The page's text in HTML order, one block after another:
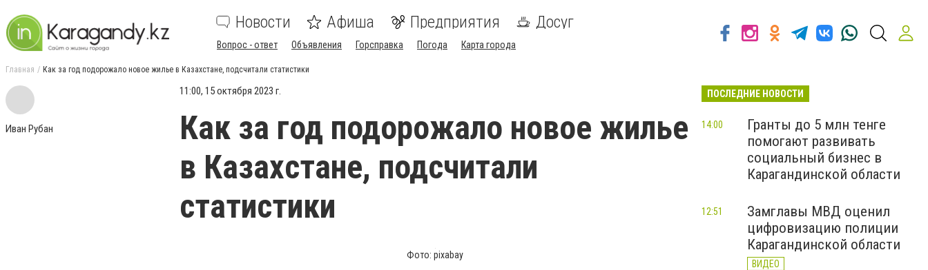
Новости Афиша Предприятия Досуг
Вопрос - ответ Объявления Горсправка Погода Карта города
Главная Как за год подорожало новое жилье в Казахстане, подсчитали статистики
Иван Рубан
11:00, 15 октября 2023 г.
Как за год подорожало новое жилье
в Казахстане, подсчитали
статистики
Фото: pixabay
ПОСЛЕДНИЕ НОВОСТИ
Гранты до 5 млн тенге
помогают развивать
социальный бизнес в
Карагандинской области
14:00
Замглавы МВД оценил
цифровизацию полиции
Карагандинской области
ВИДЕО
12:51